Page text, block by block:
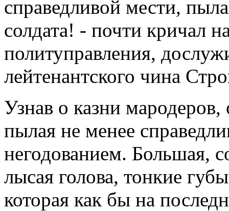
справедливой мести,
солдата! - почти кричал
политуправления,
лейтенантского чина
Узнав о казни
пылая не менее
негодованием. Большая,
лысая голова, тонкие
которая как бы на